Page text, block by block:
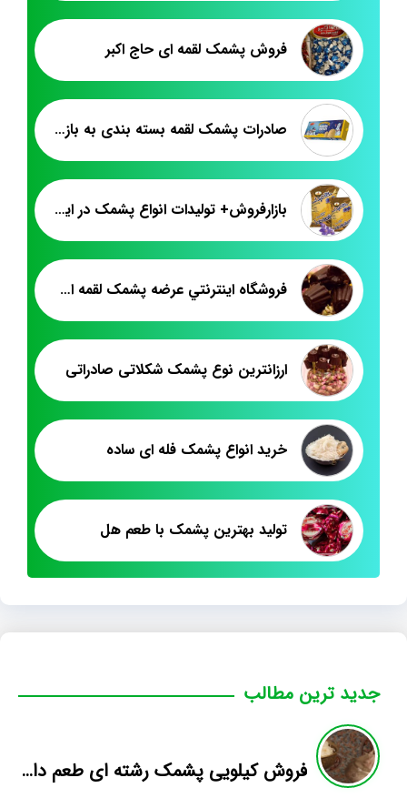
فروش پشمک لقمه ای حاج اکبر
صادرات پشمک لقمه بسته بندی به بازار کانادا
بازارفروش+ تولیدات انواع پشمک در ایران
فروشگاه اينترنتي عرضه پشمک لقمه اي حاج يعقوب
ارزانترین نوع پشمک شکلاتی صادراتی
خرید انواع پشمک فله ای ساده
تولید بهترین پشمک با طعم هل
جدید ترین مطالب
فروش کیلویی پشمک رشته ای طعم دار میوه